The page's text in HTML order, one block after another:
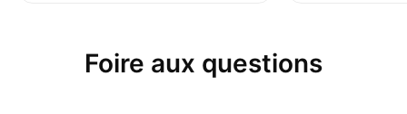
Foire aux questions